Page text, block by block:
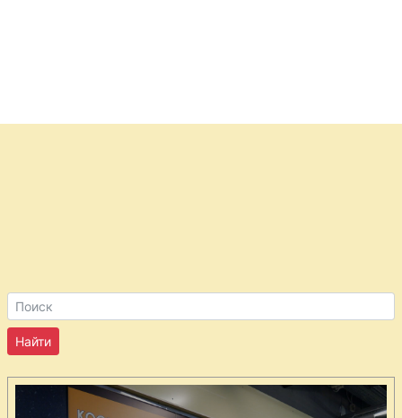
греческий
сыром
Пирог с
ветчиной и
картофелем